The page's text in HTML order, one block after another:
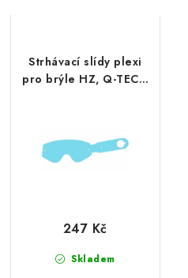
Strhávací slídy plexi
pro brýle HZ, Q-TECH
Skladem
247 Kč